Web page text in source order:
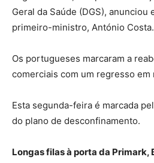
Geral da Saúde (DGS), anunciou
primeiro-ministro, António Costa.
Os portugueses marcaram a
comerciais com um regresso em
Esta segunda-feira é marcada
do plano de desconfinamento.
Longas filas à porta da Primark,